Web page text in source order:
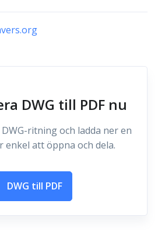
DWG till PDF nu
ritning och ladda ner en
enkel att öppna och dela.
DWG till PDF